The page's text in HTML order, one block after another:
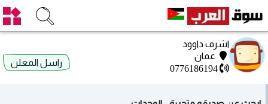
اشرف داوود
عمان
0776186194
راسل المعلن